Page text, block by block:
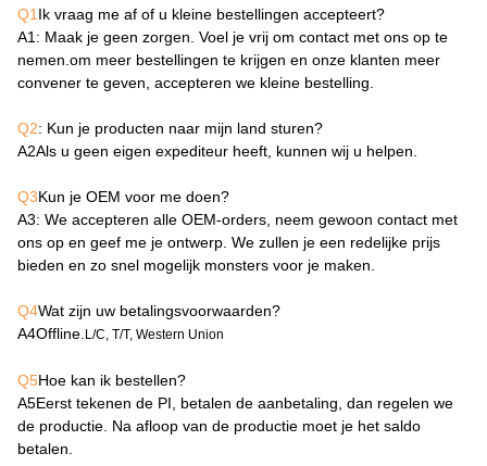
Q1Ik vraag me af of u kleine bestellingen accepteert?
A1: Maak je geen zorgen. Voel je vrij om contact met ons op te
nemen.om meer bestellingen te krijgen en onze klanten meer
convener te geven, accepteren we kleine bestelling.
Q2: Kun je producten naar mijn land sturen?
A2Als u geen eigen expediteur heeft, kunnen wij u helpen.
Q3Kun je OEM voor me doen?
A3: We accepteren alle OEM-orders, neem gewoon contact met
ons op en geef me je ontwerp. We zullen je een redelijke prijs
bieden en zo snel mogelijk monsters voor je maken.
Q4Wat zijn uw betalingsvoorwaarden?
A4Offline. L/C, T/T, Western Union
Q5Hoe kan ik bestellen?
A5Eerst tekenen de PI, betalen de aanbetaling, dan regelen we
de productie. Na afloop van de productie moet je het saldo
betalen.